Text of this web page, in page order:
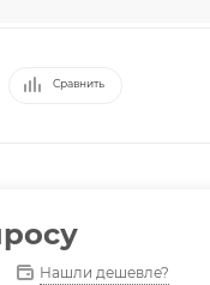
Сравнить
Нашли дешевле?